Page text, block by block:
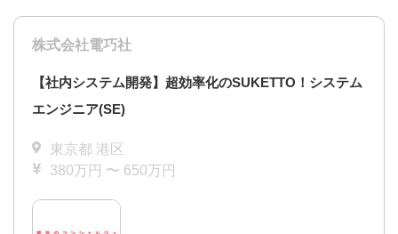
株式会社電巧社
【社内システム開発】超効率化のSUKETTO！システム
エンジニア(SE)
東京都 港区
380万円 〜 650万円